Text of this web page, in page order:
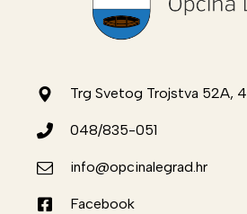
Trg Svetog Trojstva 52A,
048/835-051
info@opcinalegrad.hr
Facebook